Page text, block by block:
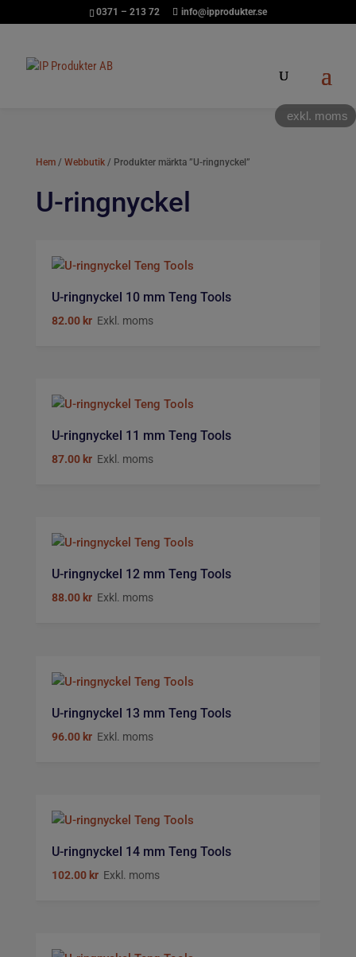
exkl. moms
0371 – 213 72 info@ipprodukter.se
Hem/ Webbutik/ Produkter märkta ”U-ringnyckel”
U-ringnyckel
U-ringnyckel 10 mm Teng Tools
82.00 krExkl. moms
U-ringnyckel 11 mm Teng Tools
87.00 krExkl. moms
U-ringnyckel 12 mm Teng Tools
88.00 krExkl. moms
U-ringnyckel 13 mm Teng Tools
96.00 krExkl. moms
U-ringnyckel 14 mm Teng Tools
102.00 krExkl. moms